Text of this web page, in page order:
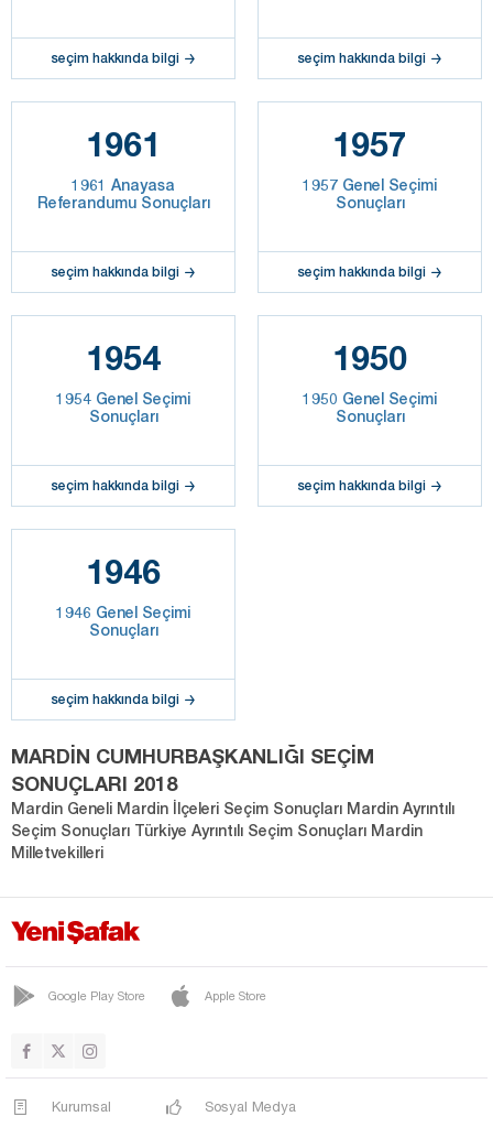
seçim hakkında bilgi seçim hakkında bilgi
1961
1961 Anayasa
Referandumu Sonuçları
seçim hakkında bilgi
1957
1957 Genel Seçimi
Sonuçları
seçim hakkında bilgi
1954
1954 Genel Seçimi
Sonuçları
seçim hakkında bilgi
1950
1950 Genel Seçimi
Sonuçları
seçim hakkında bilgi
1946
1946 Genel Seçimi
Sonuçları
seçim hakkında bilgi
MARDİN CUMHURBAŞKANLIĞI SEÇİM
SONUÇLARI 2018
Mardin Geneli Mardin İlçeleri Seçim Sonuçları Mardin Ayrıntılı
Seçim Sonuçları Türkiye Ayrıntılı Seçim Sonuçları Mardin
Milletvekilleri
Google Play Store Apple Store
Kurumsal Sosyal Medya